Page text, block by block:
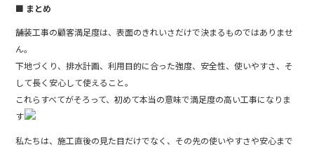
■ まとめ
舗装工事の顧客満足度は、表面のきれいさだけで決まるものではありませ
ん。
下地づくり、排水計画、利用目的に合った強度、安全性、使いやすさ、そ
して長く安心して使えること。
これらすべてがそろって、初めて本当の意味で満足度の高い工事になりま
す
私たちは、施工直後の見た目だけでなく、その先の使いやすさや安心まで